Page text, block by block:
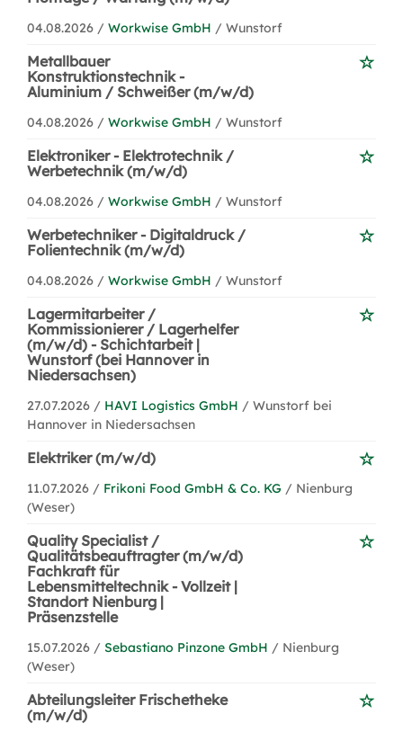
04.08.2026 / Workwise GmbH / Wunstorf
Metallbauer
Konstruktionstechnik -
Aluminium / Schweißer (m/w/d)
04.08.2026 / Workwise GmbH / Wunstorf
Elektroniker - Elektrotechnik /
Werbetechnik (m/w/d)
04.08.2026 / Workwise GmbH / Wunstorf
Werbetechniker - Digitaldruck /
Folientechnik (m/w/d)
04.08.2026 / Workwise GmbH / Wunstorf
Lagermitarbeiter /
Kommissionierer / Lagerhelfer
(m/w/d) - Schichtarbeit |
Wunstorf (bei Hannover in
Niedersachsen)
27.07.2026 / HAVI Logistics GmbH / Wunstorf bei
Hannover in Niedersachsen
Elektriker (m/w/d)
11.07.2026 / Frikoni Food GmbH & Co. KG / Nienburg
(Weser)
Quality Specialist /
Qualitätsbeauftragter (m/w/d)
Fachkraft für
Lebensmitteltechnik - Vollzeit |
Standort Nienburg |
Präsenzstelle
15.07.2026 / Sebastiano Pinzone GmbH / Nienburg
(Weser)
Abteilungsleiter Frischetheke
(m/w/d)